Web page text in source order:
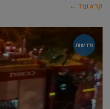
קרא עוד ←
חדשות